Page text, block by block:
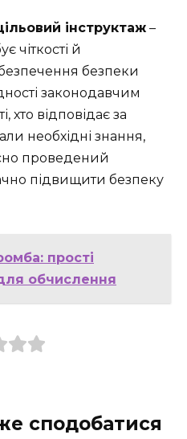
інструктаж –
чіткості й
безпеки
законодавчим
хто відповідає за
необхідні знання,
проведений
підвищити безпеку
прості
обчислення
сподобатися